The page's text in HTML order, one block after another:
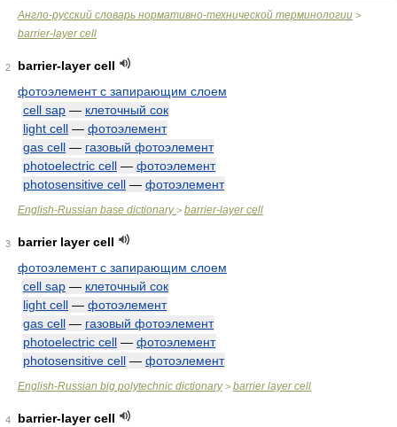
Англо-русский словарь нормативно-технической терминологии >
barrier-layer cell
2
barrier-layer cell
фотоэлемент с запирающим слоем
cell sap — клеточный сок
light cell — фотоэлемент
gas cell — газовый фотоэлемент
photoelectric cell — фотоэлемент
photosensitive cell — фотоэлемент
English-Russian base dictionary> barrier-layer cell
3
barrier layer cell
фотоэлемент с запирающим слоем
cell sap — клеточный сок
light cell — фотоэлемент
gas cell — газовый фотоэлемент
photoelectric cell — фотоэлемент
photosensitive cell — фотоэлемент
English-Russian big polytechnic dictionary> barrier layer cell
4
barrier-layer cell